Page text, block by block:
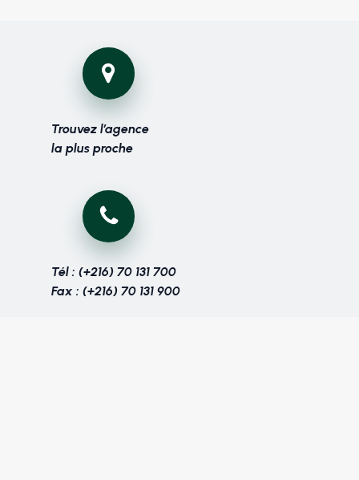
Trouvez l’agence
la plus proche
Tél : (+216) 70 131 700
Fax : (+216) 70 131 900